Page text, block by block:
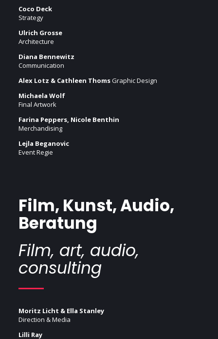
Coco Deck
Strategy
Ulrich Grosse
Architecture
Diana Bennewitz
Communication
Alex Lotz & Cathleen ThomsGraphic Design
Michaela Wolf
Final Artwork
Farina Peppers, Nicole Benthin
Merchandising
Lejla Beganovic
Event Regie
Film, Kunst, Audio,
Beratung
Film, art, audio,
consulting
Moritz Licht & Ella Stanley
Direction & Media
Lilli Ray